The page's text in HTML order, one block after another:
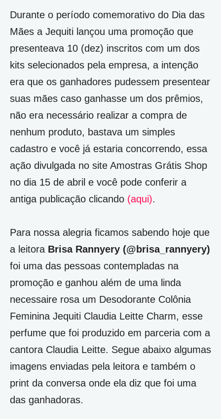
Durante o período comemorativo do Dia das
Mães a Jequiti lançou uma promoção que
presenteava 10 (dez) inscritos com um dos
kits selecionados pela empresa, a intenção
era que os ganhadores pudessem presentear
suas mães caso ganhasse um dos prêmios,
não era necessário realizar a compra de
nenhum produto, bastava um simples
cadastro e você já estaria concorrendo, essa
ação divulgada no site Amostras Grátis Shop
no dia 15 de abril e você pode conferir a
antiga publicação clicando (aqui).
Para nossa alegria ficamos sabendo hoje que
a leitora Brisa Rannyery (@brisa_rannyery)
foi uma das pessoas contempladas na
promoção e ganhou além de uma linda
necessaire rosa um Desodorante Colônia
Feminina Jequiti Claudia Leitte Charm, esse
perfume que foi produzido em parceria com a
cantora Claudia Leitte. Segue abaixo algumas
imagens enviadas pela leitora e também o
print da conversa onde ela diz que foi uma
das ganhadoras.